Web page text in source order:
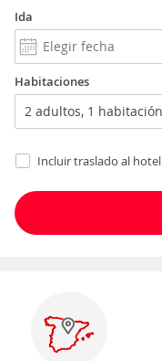
Ida
Habitaciones
Incluir traslado al hotel